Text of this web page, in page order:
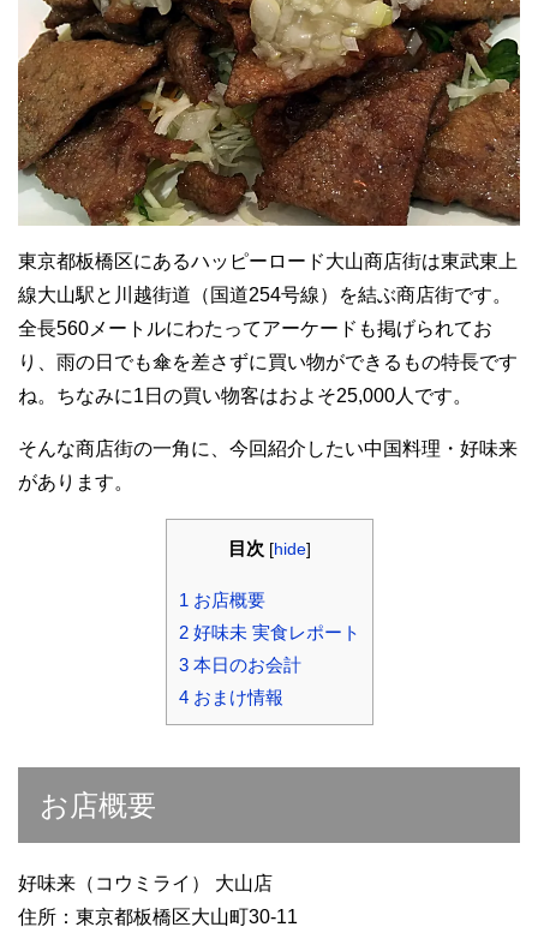
東京都板橋区にあるハッピーロード大山商店街は東武東上
線大山駅と川越街道（国道254号線）を結ぶ商店街です。
全長560メートルにわたってアーケードも掲げられてお
り、雨の日でも傘を差さずに買い物ができるもの特長です
ね。ちなみに1日の買い物客はおよそ25,000人です。
そんな商店街の一角に、今回紹介したい中国料理・好味来
があります。
目次 [hide]
1 お店概要
2好味未 実食レポート
3本日のお会計
4おまけ情報
お店概要
好味来（コウミライ） 大山店
住所：東京都板橋区大山町30-11